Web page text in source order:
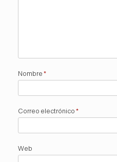
Nombre *
Correo electrónico *
Web